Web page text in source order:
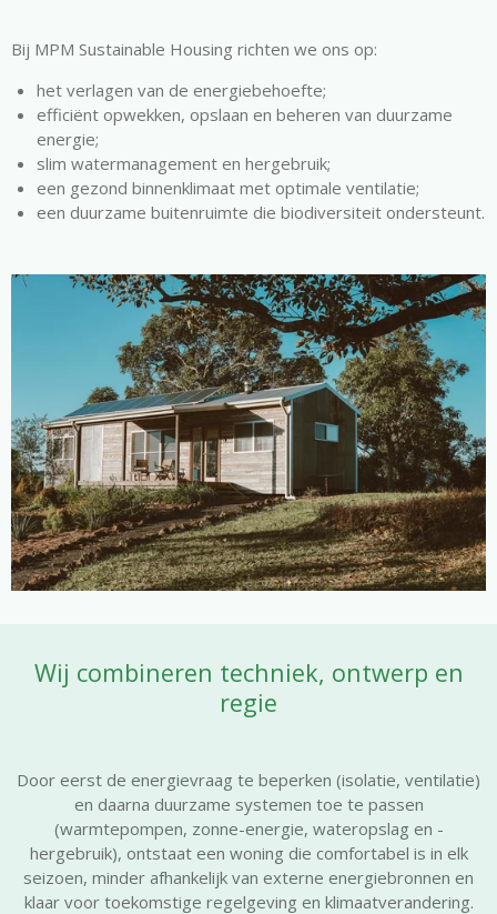
Bij MPM Sustainable Housing richten we ons op:
het verlagen van de energiebehoefte;
efficiënt opwekken, opslaan en beheren van duurzame
energie;
slim watermanagement en hergebruik;
een gezond binnenklimaat met optimale ventilatie;
een duurzame buitenruimte die biodiversiteit ondersteunt.
Wij combineren techniek, ontwerp en
regie
Door eerst de energievraag te beperken (isolatie, ventilatie)
en daarna duurzame systemen toe te passen
(warmtepompen, zonne-energie, wateropslag en -
hergebruik), ontstaat een woning die comfortabel is in elk
seizoen, minder afhankelijk van externe energiebronnen en
klaar voor toekomstige regelgeving en klimaatverandering.